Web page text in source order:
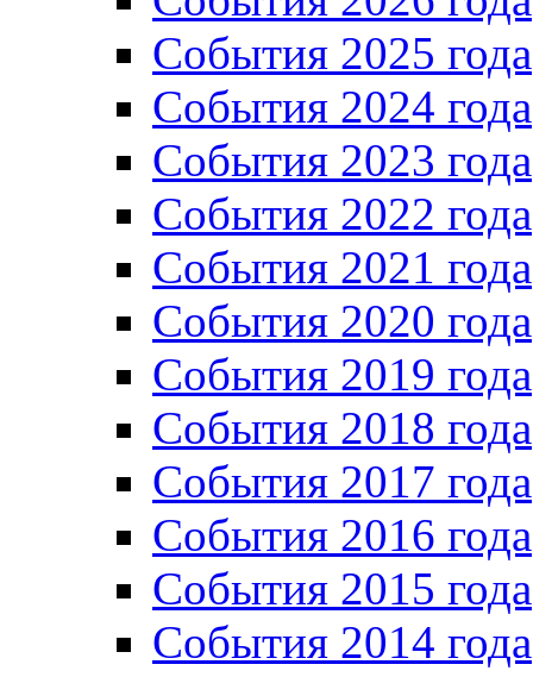
События 2025 года
События 2024 года
События 2023 года
Cобытия 2022 года
Cобытия 2021 года
События 2020 года
События 2019 года
События 2018 года
События 2017 года
События 2016 года
События 2015 года
События 2014 года